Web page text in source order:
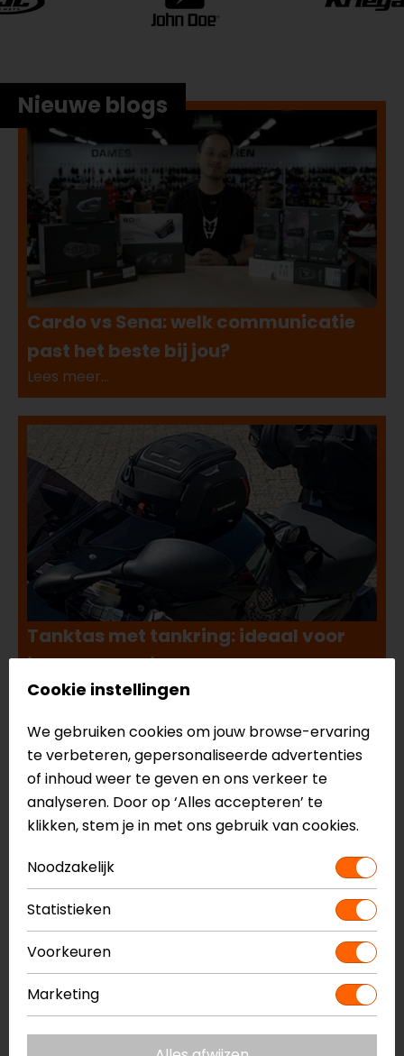
Nieuwe blogs
Cardo vs Sena: welk communicatie
past het beste bij jou?
Lees meer...
Tanktas met tankring: ideaal voor
jouw motortrip
Lees meer...
Systeemhelm vs integraalhelm: wat
is de beste keuze?
Lees meer...
Cookie instellingen
We gebruiken cookies om jouw browse-ervaring
te verbeteren, gepersonaliseerde advertenties
of inhoud weer te geven en ons verkeer te
analyseren. Door op ‘Alles accepteren’ te
klikken, stem je in met ons gebruik van cookies.
Noodzakelijk
Statistieken
Voorkeuren
Marketing